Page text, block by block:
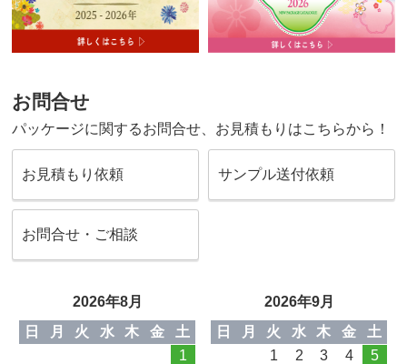
お問合せ
パッケージに関するお問合せ、お見積もりはこちらから！
お見積もり依頼 サンプル送付依頼
お問合せ・ご相談
2026年8月
日
月 火 水 木 金
土
1
2026年9月
日
月 火 水 木 金
土
1
2 3 4
5